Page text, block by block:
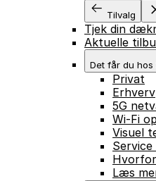
Tilvalg
Tjek din
Aktuelle
Det får du hos
Privat
Erhverv
5G
Wi-Fi
Visuel
Læs